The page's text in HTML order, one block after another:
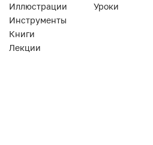
Иллюстрации
Инструменты
Книги
Лекции
Уроки